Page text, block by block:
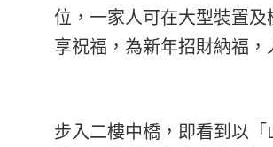
位，一家人可在大型裝置
享祝福，為新年招財納福，
步入二樓中橋，即看到以「